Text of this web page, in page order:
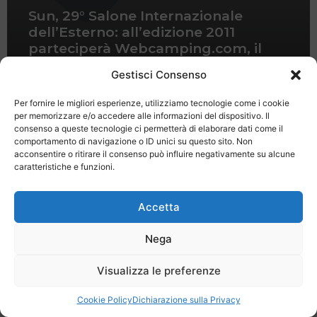
Gestisci Consenso
Per fornire le migliori esperienze, utilizziamo tecnologie come i cookie
per memorizzare e/o accedere alle informazioni del dispositivo. Il
consenso a queste tecnologie ci permetterà di elaborare dati come il
comportamento di navigazione o ID unici su questo sito. Non
acconsentire o ritirare il consenso può influire negativamente su alcune
caratteristiche e funzioni.
Accetta
Nega
Visualizza le preferenze
Cookie PolicyDichiarazione sulla Privacy
Sun, 29° Salone Internazionale
dell’Esterno: all’edizione 2011
parteciperà Webcamping.com, il
Last Minute
Registrati Contatti
SPECIALE LAST MINUTE - SH WEB